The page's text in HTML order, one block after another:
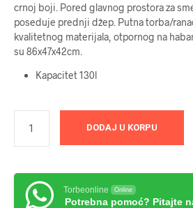
crnoj boji. Pored glavnog prostora za
poseduje prednji džep. Putna torba/
kvalitetnog materijala, otpornog na
su 86x47x42cm.
Kapacitet 130l
DODAJ U KORPU
Torbeonline Online
Potrebna pomoć? Pitajte